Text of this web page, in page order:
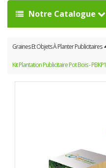
Notre Catalogue
Graines Et Objets À Planter Publicitaires
Kit Plantation Publicitaire Pot Bois - PBKP1